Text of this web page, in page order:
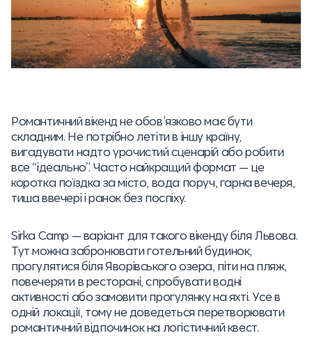
Романтичний вікенд не обов’язково має бути
складним. Не потрібно летіти в іншу країну,
вигадувати надто урочистий сценарій або робити
все “ідеально”. Часто найкращий формат — це
коротка поїздка за місто, вода поруч, гарна вечеря,
тиша ввечері і ранок без поспіху.
Sirka Camp — варіант для такого вікенду біля Львова.
Тут можна забронювати готельний будинок,
прогулятися біля Яворівського озера, піти на пляж,
повечеряти в ресторані, спробувати водні
активності або замовити прогулянку на яхті. Усе в
одній локації, тому не доведеться перетворювати
романтичний відпочинок на логістичний квест.